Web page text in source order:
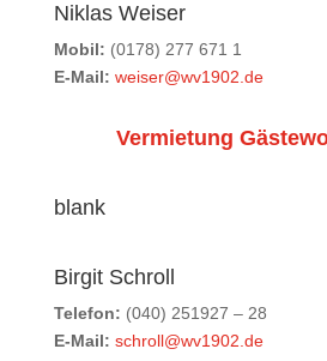
Niklas Weiser
Mobil: (0178) 277 671 1
E-Mail: weiser@wv1902.de
Vermietung
blank
Birgit Schroll
Telefon: (040) 251927 – 28
E-Mail: schroll@wv1902.de